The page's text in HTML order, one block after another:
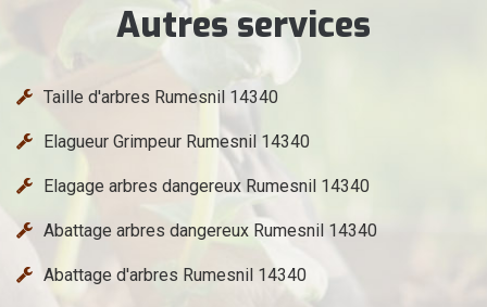
Autres services
Taille d'arbres Rumesnil 14340
Elagueur Grimpeur Rumesnil 14340
Elagage arbres dangereux Rumesnil 14340
Abattage arbres dangereux Rumesnil 14340
Abattage d'arbres Rumesnil 14340